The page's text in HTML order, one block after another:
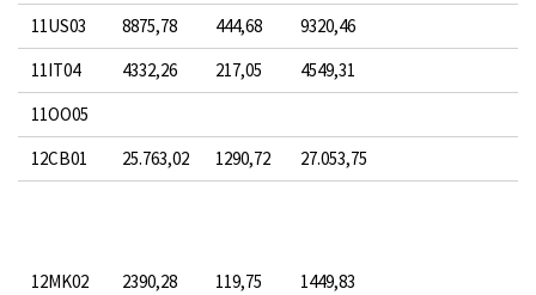
11US03
8875,78 444,68
9320,46
11IT04
4332,26 217,05
4549,31
11OO05
12CB01
25.763,02 1290,72 27.053,75
12MK02 2390,28 119,75 1449,83